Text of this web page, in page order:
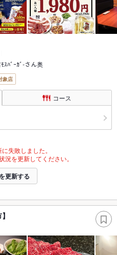
ｽﾊﾞｰｶﾞ-さん奥
象店
コース
失敗しました。
を更新してください。
更新する